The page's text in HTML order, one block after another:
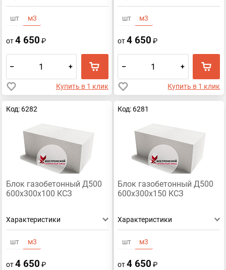
шт м3
от4 650 ₽
– +
Купить в 1 клик
шт м3
от4 650 ₽
– +
Купить в 1 клик
Код: 6282
Блок газобетонный Д500
600х300х100 КСЗ
Характеристики
шт м3
от4 650 ₽
Код: 6281
Блок газобетонный Д500
600х300х150 КСЗ
Характеристики
шт м3
от4 650 ₽